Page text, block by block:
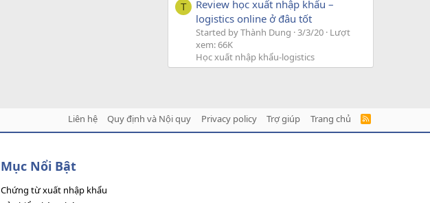
T
Review học xuất nhập khẩu –
logistics online ở đâu tốt
Started by Thành Dung 3/3/20 Lượt
xem: 66K
Học xuất nhập khẩu-logistics
Liên hệ Quy định và Nội quy Privacy policy Trợ giúp Trang chủ
R
Mục Nổi Bật
Chứng từ xuất nhập khẩu